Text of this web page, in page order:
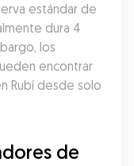
estándar de
dura 4
los
encontrar
Rubí desde solo
de